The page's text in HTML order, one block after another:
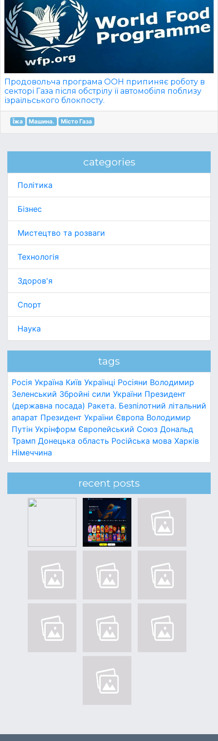
Продовольча програма ООН припиняє роботу в
секторі Газа після обстрілу її автомобіля поблизу
ізраїльського блокпосту.
Їжа Машина. Місто Газа
categories
Політика
Бізнес
Мистецтво та розваги
Технологія
Здоров'я
Спорт
Наука
tags
Росія Україна Київ Українці Росіяни Володимир
Зеленський Збройні сили України Президент
(державна посада) Ракета. Безпілотний літальний
апарат Президент України Європа Володимир
Путін Укрінформ Європейський Союз Дональд
Трамп Донецька область Російська мова Харків
Німеччина
recent posts